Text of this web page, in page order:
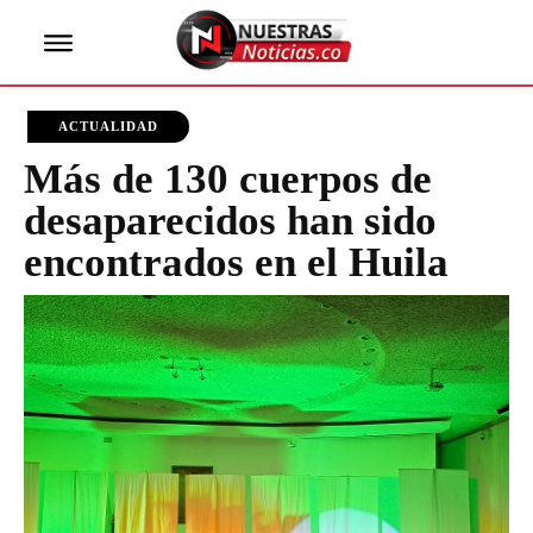
ACTUALIDAD
Más de 130 cuerpos de
desaparecidos han sido
encontrados en el Huila